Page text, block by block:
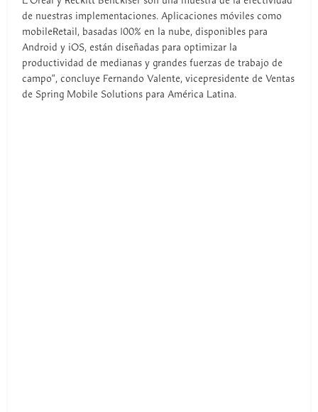
de nuestras implementaciones. Aplicaciones móviles como
mobileRetail, basadas 100% en la nube, disponibles para
Android y iOS, están diseñadas para optimizar la
productividad de medianas y grandes fuerzas de trabajo de
campo”, concluye Fernando Valente, vicepresidente de Ventas
de Spring Mobile Solutions para América Latina.